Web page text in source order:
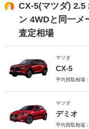
CX-5(マツダ) 2.5
ン 4WDと同一メ
査定相場
マツダ
CX-5
平均買取相場：
マツダ
デミオ
平均買取相場：